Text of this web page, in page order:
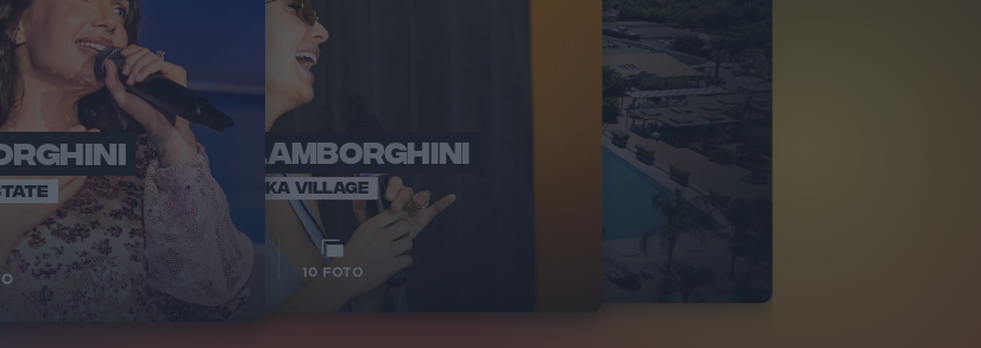
ELETTRA LAMBORGHINI
VOI TANKA VILLAGE
10 FOTO
RADIO ITALIA
VOI TANKA VILLAGE